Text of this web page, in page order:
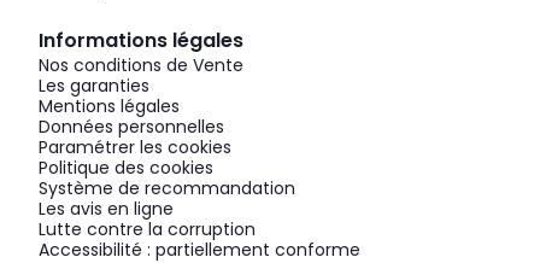
Informations légales
Nos conditions de Vente
Les garanties
Mentions légales
Données personnelles
Paramétrer les cookies
Politique des cookies
Système de recommandation
Les avis en ligne
Lutte contre la corruption
Accessibilité : partiellement conforme